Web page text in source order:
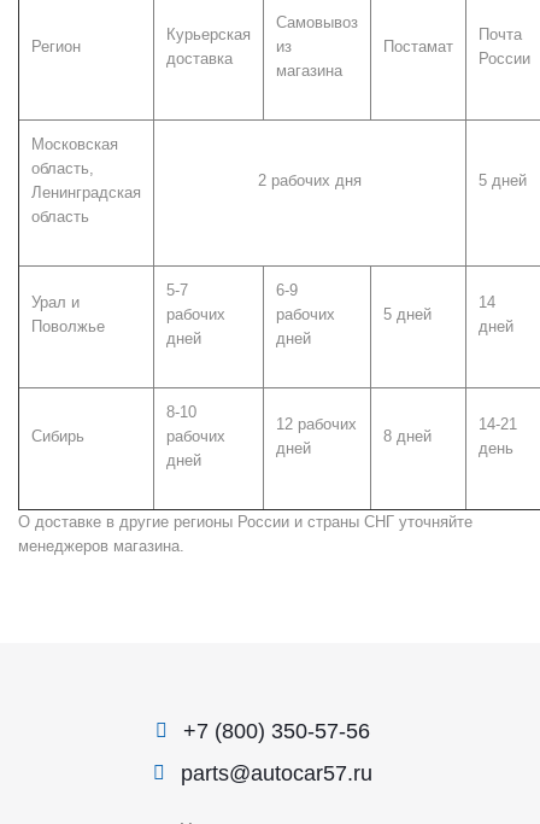
Регион
Курьерская
доставка
Самовывоз
из
магазина
Постамат
Почта
России
Московская
область,
Ленинградская
область
2 рабочих дня 5 дней
Урал и
Поволжье
5-7
рабочих
дней
6-9
рабочих
дней
5 дней
14
дней
Сибирь
8-10
рабочих
дней
12 рабочих
дней
8 дней
14-21
день
О доставке в другие регионы России и страны СНГ уточняйте
менеджеров магазина.
+7 (800) 350-57-56
parts@autocar57.ru